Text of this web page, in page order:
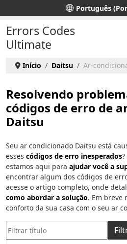
Escolha o seu idioma Português
Errors Codes
Ultimate
Início Daitsu Ar-
Resolvendo
códigos de erro de
Daitsu
Seu ar condicionado Daitsu está
esses códigos de erro inesperados
estamos aqui para ajudar você a
encontrar algum dos códigos de
acesse o artigo completo, onde
como abordar a solução. Em breve
conforto da sua casa com o seu ar
Filtrar título